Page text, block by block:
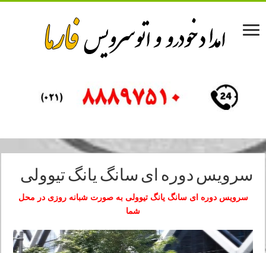
سرویس دوره ای سانگ یانگ تیوولی
سرویس دوره ای سانگ یانگ تیوولی به صورت شبانه روزی در محل
شما